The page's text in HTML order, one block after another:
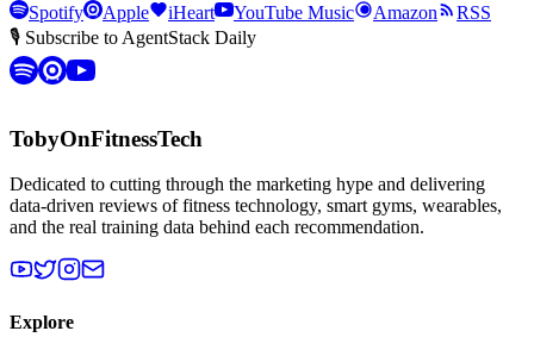
Spotify Apple iHeart YouTube Music Amazon
RSS
🎙 Subscribe to AgentStack Daily
TobyOnFitnessTech
Dedicated to cutting through the marketing hype and delivering
data-driven reviews of fitness technology, smart gyms, wearables,
and the real training data behind each recommendation.
Explore